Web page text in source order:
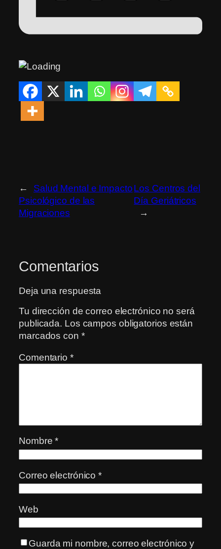
←
Salud Mental e Impacto
Psicológico de las
Migraciones
Los Centros del
Día Geriátricos
→
Comentarios
Deja una respuesta
Tu dirección de correo electrónico no será
publicada. Los campos obligatorios están
marcados con *
Comentario *
Nombre*
Correo electrónico*
Web
Guarda mi nombre, correo electrónico y